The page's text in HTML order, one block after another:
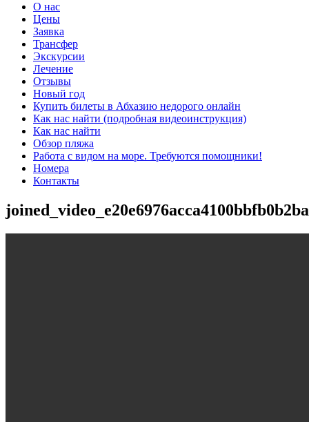
О нас
Цены
Заявка
Трансфер
Экскурсии
Лечение
Отзывы
Новый год
Купить билеты в Абхазию недорого онлайн
Как нас найти (подробная видеоинструкция)
Как нас найти
Обзор пляжа
Работа с видом на море. Требуются помощники!
Номера
Контакты